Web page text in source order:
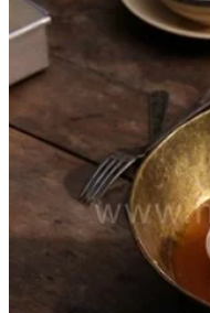
Quản Lý Kinh
Hướng Dẫn
Quản Trị Lữ
Marketing
Tạo Mẫu Và
Truyền
Công Nghệ
An Ninh Mạng
Thiết Kế Đồ
Âm Nhạc
Điện Công
Văn Hóa Phổ
Nâng Cao
HỌC BỔNG